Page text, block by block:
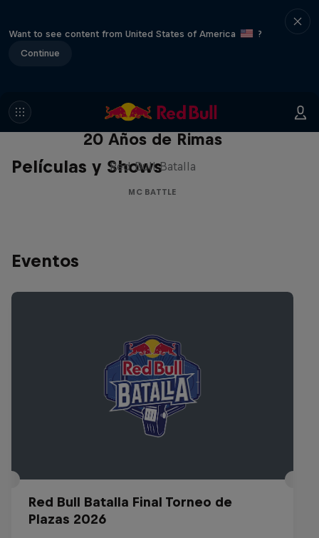
Want to see content from United States of America
?
Continue
Películas y Shows
Red Bull Batalla Nueva Historia:
20 Años de Rimas
Red Bull Batalla
MC BATTLE
Eventos
Red Bull Batalla Final Torneo de
Plazas 2026